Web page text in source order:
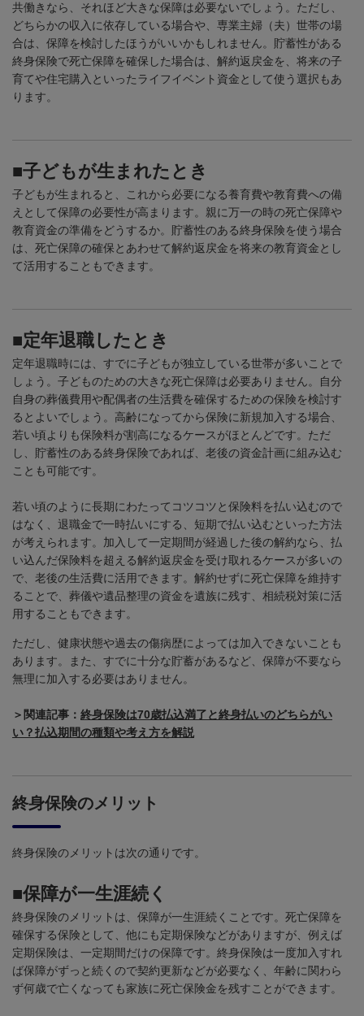
共働きなら、それほど大きな保障は必要ないでしょう。ただし、
どちらかの収入に依存している場合や、専業主婦（夫）世帯の場
合は、保障を検討したほうがいいかもしれません。貯蓄性がある
終身保険で死亡保障を確保した場合は、解約返戻金を、将来の子
育てや住宅購入といったライフイベント資金として使う選択もあ
ります。
■子どもが生まれたとき
子どもが生まれると、これから必要になる養育費や教育費への備
えとして保障の必要性が高まります。親に万一の時の死亡保障や
教育資金の準備をどうするか。貯蓄性のある終身保険を使う場合
は、死亡保障の確保とあわせて解約返戻金を将来の教育資金とし
て活用することもできます。
■定年退職したとき
定年退職時には、すでに子どもが独立している世帯が多いことで
しょう。子どものための大きな死亡保障は必要ありません。自分
自身の葬儀費用や配偶者の生活費を確保するための保険を検討す
るとよいでしょう。高齢になってから保険に新規加入する場合、
若い頃よりも保険料が割高になるケースがほとんどです。ただ
し、貯蓄性のある終身保険であれば、老後の資金計画に組み込む
ことも可能です。
若い頃のように長期にわたってコツコツと保険料を払い込むので
はなく、退職金で一時払いにする、短期で払い込むといった方法
が考えられます。加入して一定期間が経過した後の解約なら、払
い込んだ保険料を超える解約返戻金を受け取れるケースが多いの
で、老後の生活費に活用できます。解約せずに死亡保障を維持す
ることで、葬儀や遺品整理の資金を遺族に残す、相続税対策に活
用することもできます。
ただし、健康状態や過去の傷病歴によっては加入できないことも
あります。また、すでに十分な貯蓄があるなど、保障が不要なら
無理に加入する必要はありません。
＞関連記事： 終身保険は70歳払込満了と終身払いのどちらがい
い？払込期間の種類や考え方を解説
終身保険のメリット
終身保険のメリットは次の通りです。
■保障が一生涯続く
終身保険のメリットは、保障が一生涯続くことです。死亡保障を
確保する保険として、他にも定期保険などがありますが、例えば
定期保険は、一定期間だけの保障です。終身保険は一度加入すれ
ば保障がずっと続くので契約更新などが必要なく、年齢に関わら
ず何歳で亡くなっても家族に死亡保険金を残すことができます。